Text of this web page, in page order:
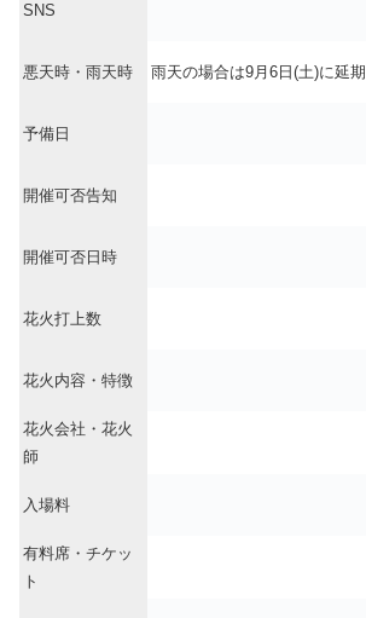
SNS
悪天時・雨天時 雨天の場合は9月6日(土)に延期
予備日
開催可否告知
開催可否日時
花火打上数
花火内容・特徴
花火会社・花火
師
入場料
有料席・チケッ
ト